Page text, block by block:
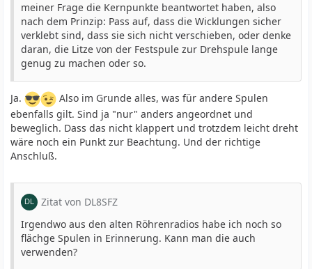
meiner Frage die Kernpunkte beantwortet haben, also
nach dem Prinzip: Pass auf, dass die Wicklungen sicher
verklebt sind, dass sie sich nicht verschieben, oder denke
daran, die Litze von der Festspule zur Drehspule lange
genug zu machen oder so.
Ja.
Also im Grunde alles, was für andere Spulen
ebenfalls gilt. Sind ja "nur" anders angeordnet und
beweglich. Dass das nicht klappert und trotzdem leicht dreht
wäre noch ein Punkt zur Beachtung. Und der richtige
Anschluß.
Zitat von DL8SFZ
Irgendwo aus den alten Röhrenradios habe ich noch so
flächge Spulen in Erinnerung. Kann man die auch
verwenden?